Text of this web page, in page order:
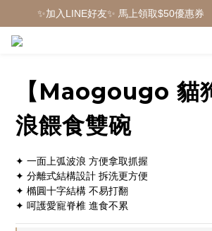
【Maogougo 貓
浪餵食雙碗
✦ 一面上弧波浪 方便拿取抓握
✦ 分離式結構設計 拆洗更方便
✦ 橢圓十字結構 不易打翻
✦ 呵護愛寵脊椎 進食不累
✨加入LINE好友✨ 馬上領取$50優惠券